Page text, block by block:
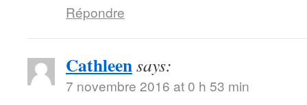
Répondre
Cathleensays:
7 novembre 2016 at 0 h 53 min